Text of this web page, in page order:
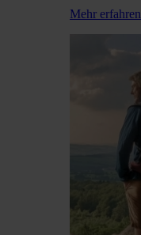
Mehr erfahren